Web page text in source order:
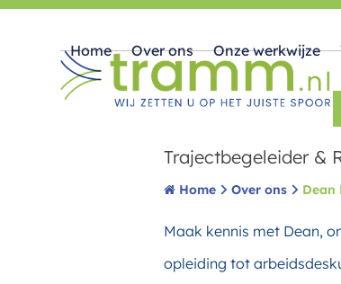
Home Over ons Onze werkwijze
Trajectbegeleider &
Home Over ons Dean
Maak kennis met Dean,
opleiding tot